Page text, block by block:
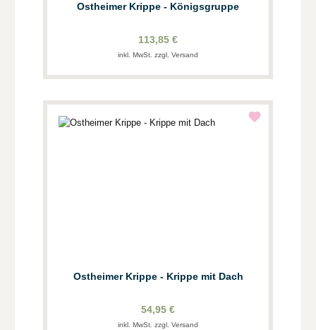
Ostheimer Krippe - Königsgruppe
113,85 €
inkl. MwSt. zzgl. Versand
Ostheimer Krippe - Krippe mit Dach
54,95 €
inkl. MwSt. zzgl. Versand